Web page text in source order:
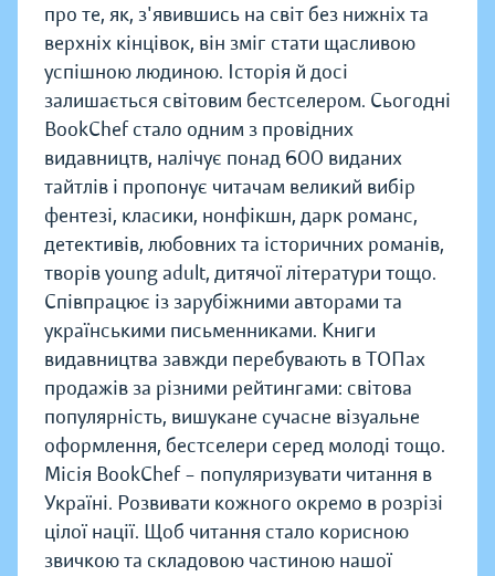
про те, як, з'явившись на світ без нижніх та
верхніх кінцівок, він зміг стати щасливою
успішною людиною. Історія й досі
залишається світовим бестселером. Сьогодні
BookChef стало одним з провідних
видавництв, налічує понад 600 виданих
тайтлів і пропонує читачам великий вибір
фентезі, класики, нонфікшн, дарк романс,
детективів, любовних та історичних романів,
творів young adult, дитячої літератури тощо.
Співпрацює із зарубіжними авторами та
українськими письменниками. Книги
видавництва завжди перебувають в ТОПах
продажів за різними рейтингами: світова
популярність, вишукане сучасне візуальне
оформлення, бестселери серед молоді тощо.
Місія BookChef – популяризувати читання в
Україні. Розвивати кожного окремо в розрізі
цілої нації. Щоб читання стало корисною
звичкою та складовою частиною нашої